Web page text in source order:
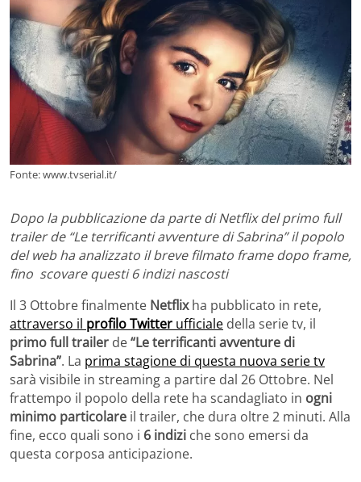
Fonte: www.tvserial.it/
Dopo la pubblicazione da parte di Netflix del primo full
trailer de “Le terrificanti avventure di Sabrina” il popolo
del web ha analizzato il breve filmato frame dopo frame,
fino scovare questi 6 indizi nascosti
Il 3 Ottobre finalmente Netflixha pubblicato in rete,
attraverso il profilo Twitter ufficiale della serie tv, il
primo full trailer de“Le terrificanti avventure di
Sabrina”. La prima stagione di questa nuova serie tv
sarà visibile in streaming a partire dal 26 Ottobre. Nel
frattempo il popolo della rete ha scandagliato in ogni
minimo particolare il trailer, che dura oltre 2 minuti. Alla
fine, ecco quali sono i 6 indizi che sono emersi da
questa corposa anticipazione.